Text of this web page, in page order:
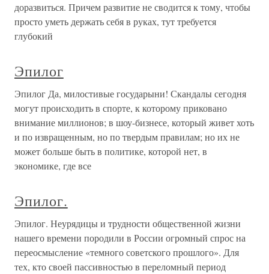
доразвиться. Причем развитие не сводится к тому, чтобы
просто уметь держать себя в руках, тут требуется
глубокий
Эпилог
Эпилог Да, милостивые государыни! Скандалы сегодня
могут происходить в спорте, к которому приковано
внимание миллионов; в шоу-бизнесе, который живет хоть
и по извращенным, но по твердым правилам; но их не
может больше быть в политике, которой нет, в
экономике, где все
Эпилог.
Эпилог. Неурядицы и трудности общественной жизни
нашего времени породили в России огромный спрос на
переосмысление «темного советского прошлого». Для
тех, кто своей пассивностью в переломный период